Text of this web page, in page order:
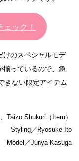
ック！
けのスペシャルモデ
揃っているので、急
きない限定アイテム
Taizo Shukuri（Item）
Styling／Ryosuke Ito
Model／Junya Kasuga